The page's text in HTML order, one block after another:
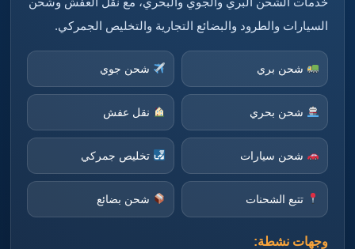
السيارات والطرود والبضائع التجارية والتخليص الجمركي.
شحن بري شحن جوي
شحن بحري نقل عفش
شحن سيارات تخليص جمركي
تتبع الشحنات شحن بضائع
وجهات نشطة: